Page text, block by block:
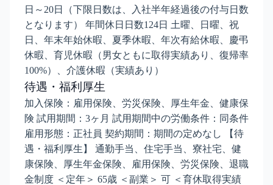
日～20日（下限日数は、入社半年経過後の付与日数
となります） 年間休日日数124日 土曜、日曜、祝
日、年末年始休暇、夏季休暇、年次有給休暇、慶弔
休暇、育児休暇（男女ともに取得実績あり、復帰率
100%）、介護休暇（実績あり）
待遇・福利厚生
加入保険：雇用保険、労災保険、厚生年金、健康保
険 試用期間：3ヶ月 試用期間中の労働条件：同条件
雇用形態：正社員 契約期間：期間の定めなし 【待
遇・福利厚生】 通勤手当、住宅手当、寮社宅、健
康保険、厚生年金保険、雇用保険、労災保険、退職
金制度 ＜定年＞ 65歳 ＜副業＞ 可 ＜育休取得実績